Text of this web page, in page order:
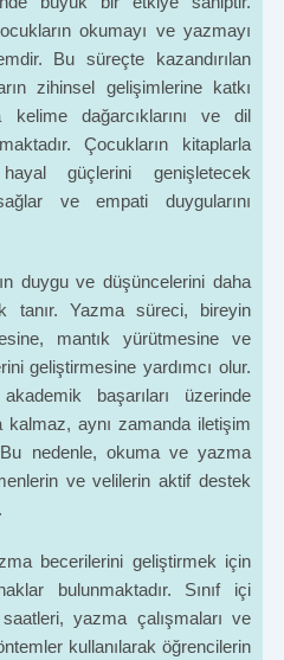
okumayı ve yazmayı
Bu süreçte kazandırılan
zihinsel gelişimlerine katkı
kelime dağarcıklarını ve dil
Çocukların kitaplarla
güçlerini genişletecek
ve empati duygularını
duygu ve düşüncelerini daha
tanır. Yazma süreci, bireyin
mantık yürütmesine ve
geliştirmesine yardımcı olur.
başarıları üzerinde
aynı zamanda iletişim
nedenle, okuma ve yazma
ve velilerin aktif destek
becerilerini geliştirmek için
bulunmaktadır. Sınıf içi
yazma çalışmaları ve
kullanılarak öğrencilerin